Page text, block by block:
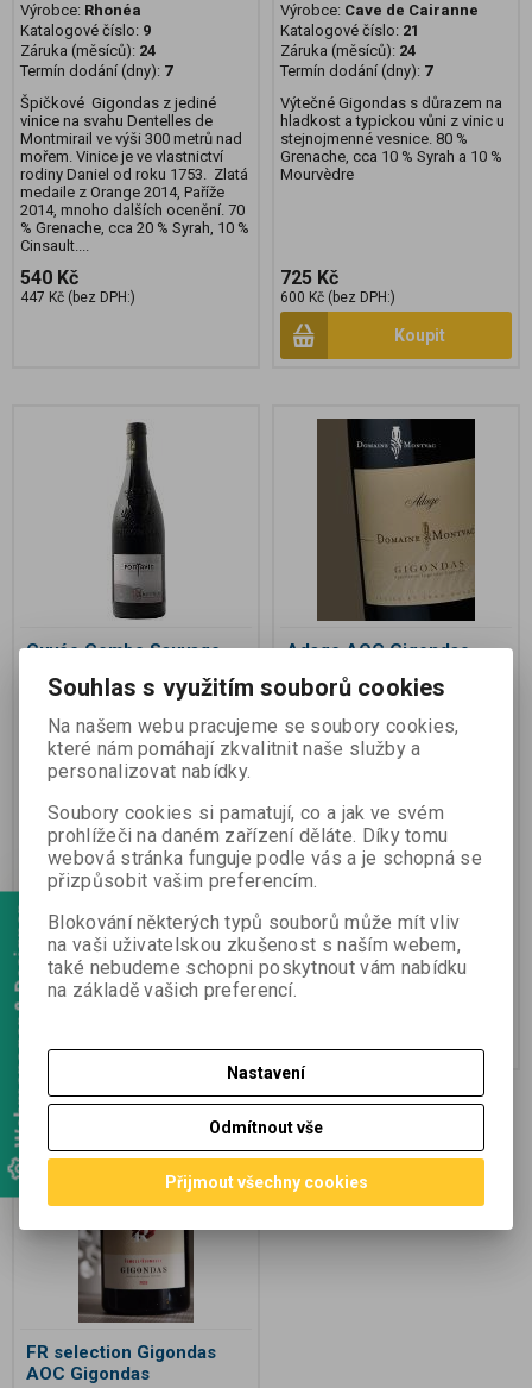
Webmanager & Designer
Výrobce: Rhonéa
Katalogové číslo: 9
Záruka (měsíců): 24
Termín dodání (dny): 7
Špičkové Gigondas z jediné
vinice na svahu Dentelles de
Montmirail ve výši 300 metrů nad
mořem. Vinice je ve vlastnictví
rodiny Daniel od roku 1753. Zlatá
medaile z Orange 2014, Paříže
2014, mnoho dalších ocenění. 70
% Grenache, cca 20 % Syrah, 10 %
Cinsault....
540 Kč
447 Kč (bez DPH:)
Výrobce: Cave de Cairanne
Katalogové číslo: 21
Záruka (měsíců): 24
Termín dodání (dny): 7
Výtečné Gigondas s důrazem na
hladkost a typickou vůni z vinic u
stejnojmenné vesnice. 80 %
Grenache, cca 10 % Syrah a 10 %
Mourvèdre
725 Kč
600 Kč (bez DPH:)
Koupit
Cuvée Combe Sauvage
Katalogové číslo:40
Záruka (měsíců): 24
Termín dodání (dny):7
Mohutné víno, typické pro oblast
Gigondas s plnou chutí. 50letá
vinice dává koncentrované víno
s až 10letým skladovacím
potenciálem. Grenache (75%),
Mourvèdre (15%), Cinsault, Syrah
a Clairette - do 10%
725 Kč
600 Kč (bez DPH:)
Adage AOC Gigondas
Katalogové číslo:80
Záruka (měsíců):24
Plné a elegantní Gigondas z
jediné vinice na výběžku hory
Dentelles de Montmirail. 91 bodů
Jeb Dunnuck Wine
Advocate. Grenache 70%, Syrah
745 Kč
616 Kč (bez DPH:)
FR selection Gigondas
AOC Gigondas
Souhlas s využitím souborů cookies
Na našem webu pracujeme se soubory cookies,
které nám pomáhají zkvalitnit naše služby a
personalizovat nabídky.
Soubory cookies si pamatují, co a jak ve svém
prohlížeči na daném zařízení děláte. Díky tomu
webová stránka funguje podle vás a je schopná se
přizpůsobit vašim preferencím.
Blokování některých typů souborů může mít vliv
na vaši uživatelskou zkušenost s naším webem,
také nebudeme schopni poskytnout vám nabídku
na základě vašich preferencí.
Nastavení
Odmítnout vše
Přijmout všechny cookies